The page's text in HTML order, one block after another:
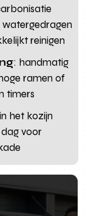
reinigen
: handmatig
ramen of
timers
het kozijn
voor